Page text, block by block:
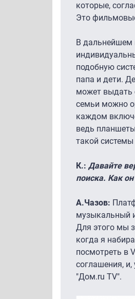
которые,
Это
В дальнейшем
подобную
папа и дети.
может выдать
семьи можно
каждом
ведь
такой системы
К.: Давайте
поиска. Как
А.Чазов:
музыкальный
Для этого мы
когда я
посмотреть в
соглашения, и,
"Дом.ru TV".